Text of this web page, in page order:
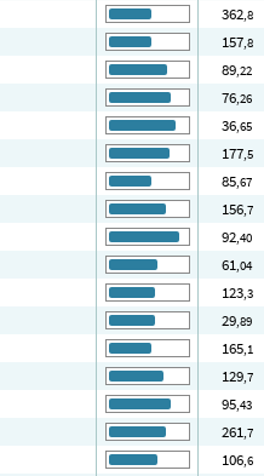
362,8
157,8
89,22
76,26
36,65
177,5
85,67
156,7
92,40
61,04
123,3
29,89
165,1
129,7
95,43
261,7
106,6